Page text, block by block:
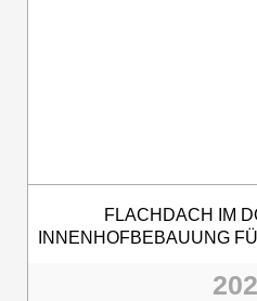
FLACHDACH IM
INNENHOFBEBAUUNG